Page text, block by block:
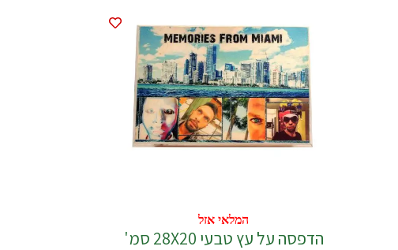
המלאי אזל
המלאי אזל
הדפסה על עץ טבעי 28X20 סמ'